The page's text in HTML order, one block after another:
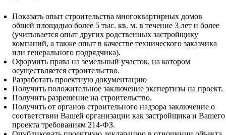
Показать опыт строительства многоквартирных домов
общей площадью более 5 тыс. кв. м. в течение 3 лет и более
(учитывается опыт других родственных застройщику
компаний, а также опыт в качестве технического заказчика
или генерального подрядчика).
Оформить права на земельный участок, на котором
осуществляется строительство.
Разработать проектную документацию
Получить положительное заключение экспертизы на проект.
Получить разрешение на строительство.
Получить от органов строительного надзора заключение о
соответствии Вашей организации как застройщика и Вашего
проекта требованиям 214-ФЗ.